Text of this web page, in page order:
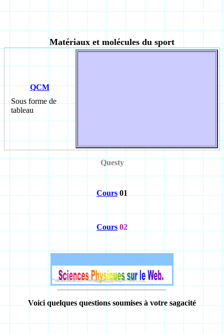
Matériaux et molécules du sport
QCM
Sous forme de
tableau
Questy
Cours 01
Cours 02
Voici quelques questions soumises à votre sagacité